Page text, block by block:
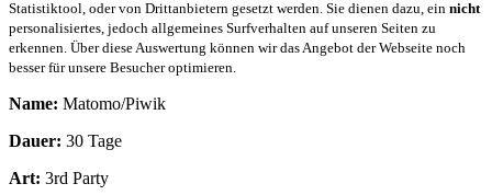
Statistiktool, oder von Drittanbietern gesetzt werden. Sie dienen dazu, ein nicht
personalisiertes, jedoch allgemeines Surfverhalten auf unseren Seiten zu
erkennen. Über diese Auswertung können wir das Angebot der Webseite noch
besser für unsere Besucher optimieren.
Name: Matomo/Piwik
Dauer: 30 Tage
Art: 3rd Party